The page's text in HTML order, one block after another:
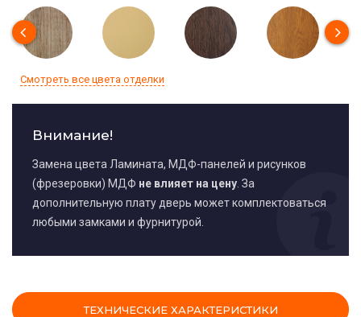
Смотреть все цвета отделки
Внимание!
Замена цвета Ламината, МДФ-панелей и рисунков
(фрезеровки) МДФ не влияет на цену . За
дополнительную плату дверь может комплектоваться
любыми замками и фурнитурой.
ТЕХНИЧЕСКИЕ ХАРАКТЕРИСТИКИ